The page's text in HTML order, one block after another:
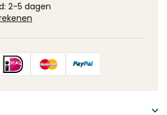
2-5 dagen